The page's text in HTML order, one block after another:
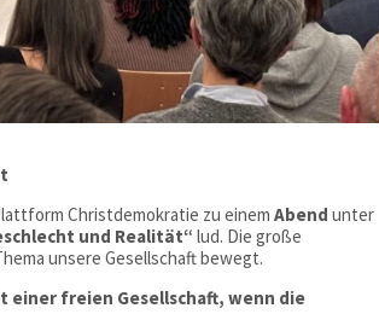
Christdemokratie zu einemAbend unter
und Realität“ lud. Die große
unsere Gesellschaft bewegt.
einer freien Gesellschaft, wenn die